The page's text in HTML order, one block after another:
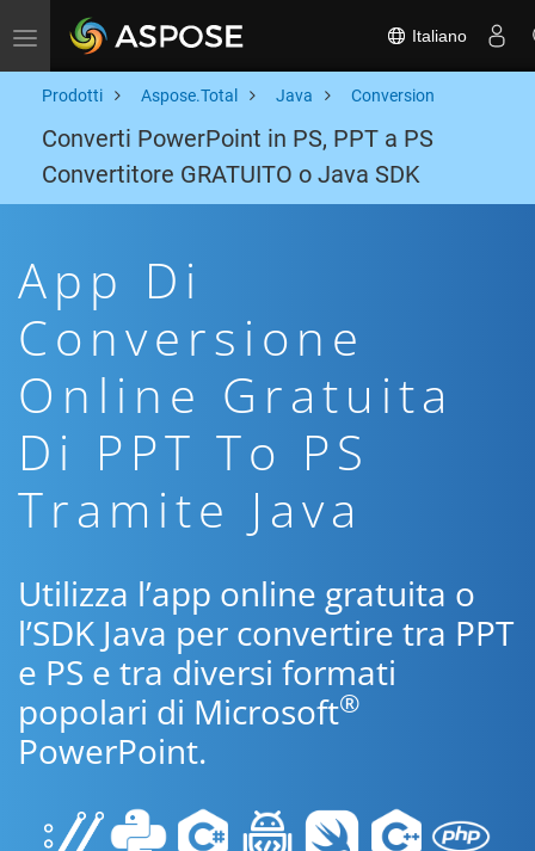
Toggle navigation Italiano
Prodotti Aspose.Total Java Conversion
Converti PowerPoint in PS, PPT a PS
Convertitore GRATUITO o Java SDK
App Di
Conversione
Online Gratuita
Di PPT To PS
Tramite Java
Utilizza l’app online gratuita o
l’SDK Java per convertire tra PPT
e PS e tra diversi formati
popolari di Microsoft®
PowerPoint.